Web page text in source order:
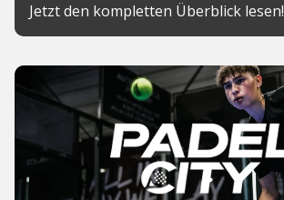
Jetzt den kompletten Überblick lesen!